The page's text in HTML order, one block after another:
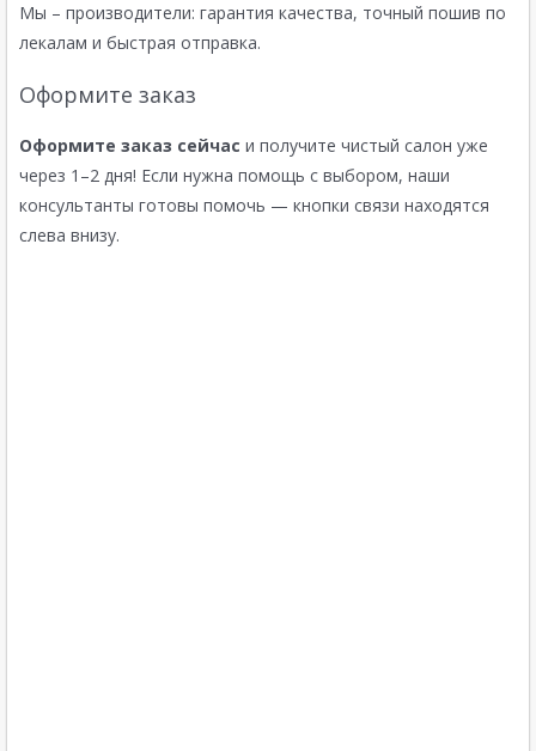
Мы – производители: гарантия качества, точный пошив по
лекалам и быстрая отправка.
Оформите заказ
Оформите заказ сейчас и получите чистый салон уже
через 1–2 дня! Если нужна помощь с выбором, наши
консультанты готовы помочь — кнопки связи находятся
слева внизу.